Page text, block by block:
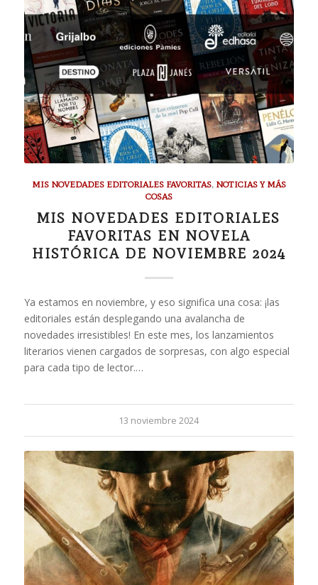
MIS NOVEDADES EDITORIALES FAVORITAS, NOTICIAS Y MÁS
COSAS
MIS NOVEDADES EDITORIALES
FAVORITAS EN NOVELA
HISTÓRICA DE NOVIEMBRE 2024
Ya estamos en noviembre, y eso significa una cosa: ¡las
editoriales están desplegando una avalancha de
novedades irresistibles! En este mes, los lanzamientos
literarios vienen cargados de sorpresas, con algo especial
para cada tipo de lector.…
13 noviembre 2024